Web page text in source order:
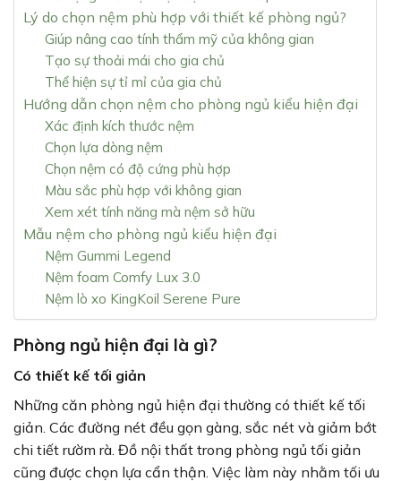
Lý do chọn nệm phù hợp với thiết kế phòng ngủ?
Giúp nâng cao tính thẩm mỹ của không gian
Tạo sự thoải mái cho gia chủ
Thể hiện sự tỉ mỉ của gia chủ
Hướng dẫn chọn nệm cho phòng ngủ kiểu hiện đại
Xác định kích thước nệm
Chọn lựa dòng nệm
Chọn nệm có độ cứng phù hợp
Màu sắc phù hợp với không gian
Xem xét tính năng mà nệm sở hữu
Mẫu nệm cho phòng ngủ kiểu hiện đại
Nệm Gummi Legend
Nệm foam Comfy Lux 3.0
Nệm lò xo KingKoil Serene Pure
Phòng ngủ hiện đại là gì?
Có thiết kế tối giản
Những căn phòng ngủ hiện đại thường có thiết kế tối
giản. Các đường nét đều gọn gàng, sắc nét và giảm bớt
chi tiết rườm rà. Đồ nội thất trong phòng ngủ tối giản
cũng được chọn lựa cẩn thận. Việc làm này nhằm tối ưu